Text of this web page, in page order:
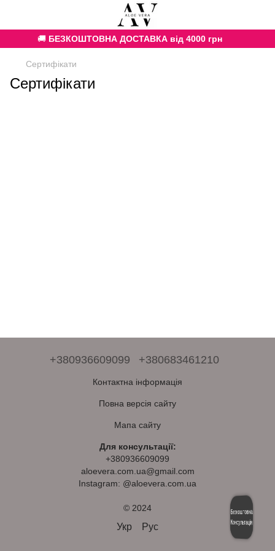
🚚 БЕЗКОШТОВНА ДОСТАВКА від 4000 грн
Сертифікати
Сертифікати
+380936609099 +380683461210
Контактна інформація
Повна версія сайту
Мапа сайту
Для консультації:
+380936609099
aloevera.com.ua@gmail.com
Instagram: @aloevera.com.ua
© 2024
Укр Рус
Безкоштовна
Консультація